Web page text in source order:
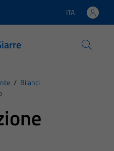
Lingua attiva:
ITA
/ Bilanci